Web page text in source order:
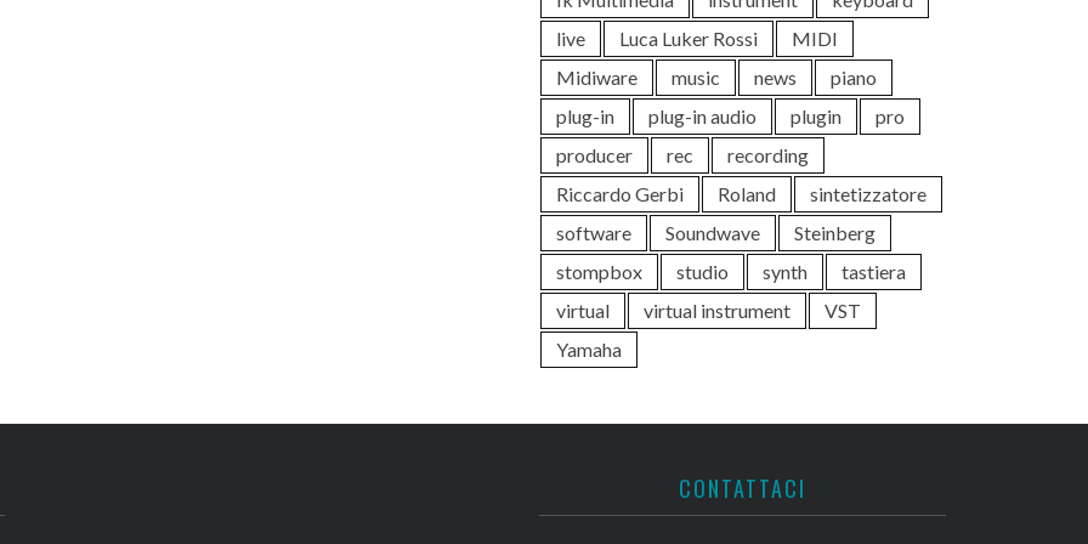
live
Luca Luker Rossi
MIDI
Midiware
music news
piano
plug-in
plug-in audio plugin
pro
producer
rec
recording
Riccardo Gerbi
Roland
sintetizzatore
software
Soundwave
Steinberg
stompbox
studio synth
tastiera
virtual
virtual instrument
VST
Yamaha
CONTATTACI